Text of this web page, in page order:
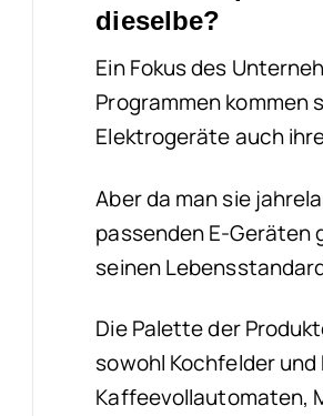
dieselbe?
Ein Fokus des
Programmen kommen
Elektrogeräte auch
Aber da man sie
passenden E-Geräten
seinen
Die Palette der
sowohl Kochfelder
Kaffeevollautomaten,